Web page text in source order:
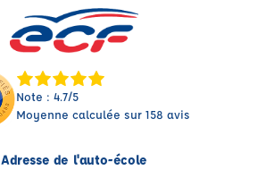
Note : 4.7/5
Moyenne calculée sur 158 avis
Adresse de l'auto-école